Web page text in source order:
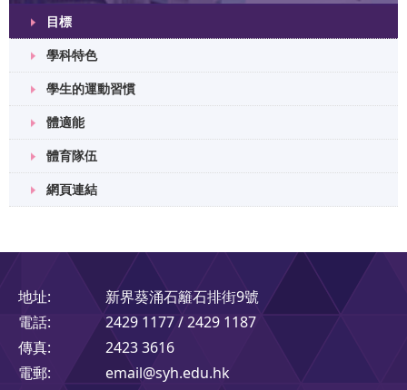
目標
學科特色
學生的運動習慣
體適能
體育隊伍
網頁連結
地址:
新界葵涌石籬石排街9號
電話:
2429 1177 / 2429 1187
傳真:
2423 3616
電郵:
email@syh.edu.hk